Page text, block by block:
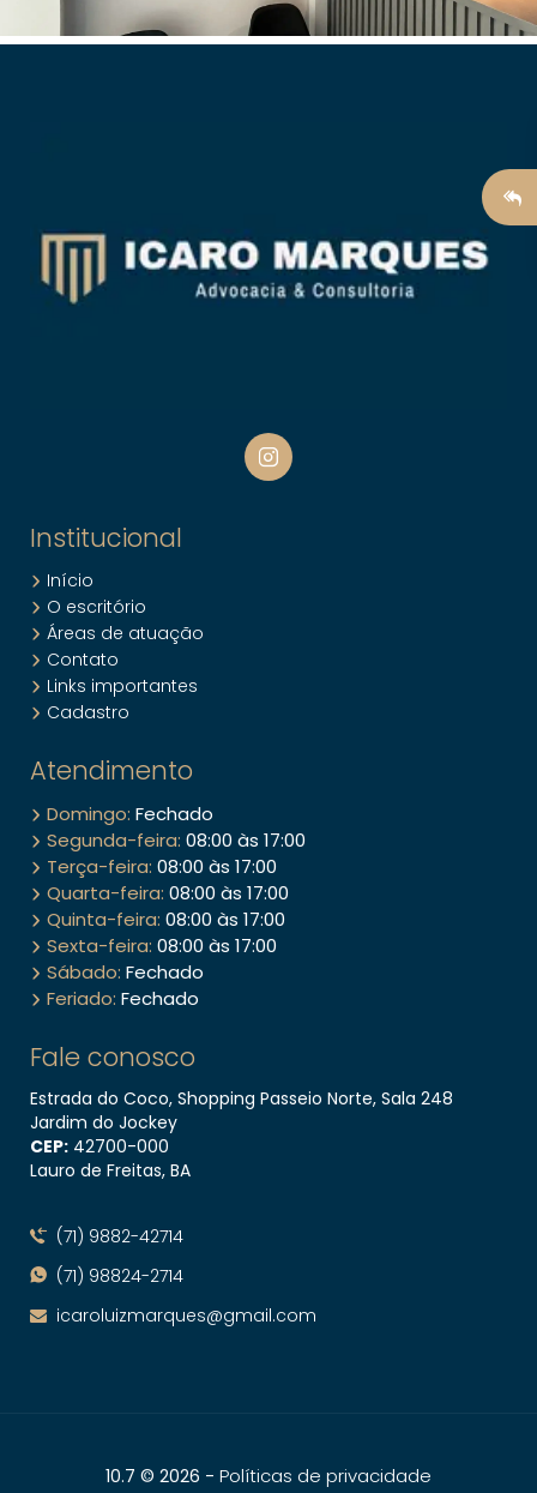
Institucional
Início
O escritório
Áreas de atuação
Contato
Links importantes
Cadastro
Atendimento
Domingo: Fechado
Segunda-feira: 08:00 às 17:00
Terça-feira: 08:00 às 17:00
Quarta-feira: 08:00 às 17:00
Quinta-feira: 08:00 às 17:00
Sexta-feira: 08:00 às 17:00
Sábado: Fechado
Feriado: Fechado
Fale conosco
Estrada do Coco, Shopping Passeio Norte, Sala 248
Jardim do Jockey
CEP: 42700​-000
Lauro de Freitas, BA
(71) 9882-42714
(71) 98824-2714
icaroluizmarques@gmail.com
10.7 © 2026 - Políticas de privacidade